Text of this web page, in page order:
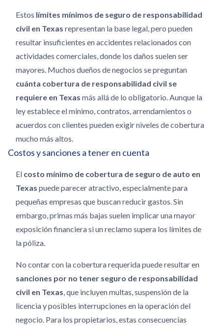
Estos límites mínimos de seguro de responsabilidad
civil en Texas representan la base legal, pero pueden
resultar insuficientes en accidentes relacionados con
actividades comerciales, donde los daños suelen ser
mayores. Muchos dueños de negocios se preguntan
cuánta cobertura de responsabilidad civil se
requiere en Texas más allá de lo obligatorio. Aunque la
ley establece el mínimo, contratos, arrendamientos o
acuerdos con clientes pueden exigir niveles de cobertura
mucho más altos.
Costos y sanciones a tener en cuenta
El costo mínimo de cobertura de seguro de auto en
Texas puede parecer atractivo, especialmente para
pequeñas empresas que buscan reducir gastos. Sin
embargo, primas más bajas suelen implicar una mayor
exposición financiera si un reclamo supera los límites de
la póliza.
No contar con la cobertura requerida puede resultar en
sanciones por no tener seguro de responsabilidad
civil en Texas, que incluyen multas, suspensión de la
licencia y posibles interrupciones en la operación del
negocio. Para los propietarios, estas consecuencias